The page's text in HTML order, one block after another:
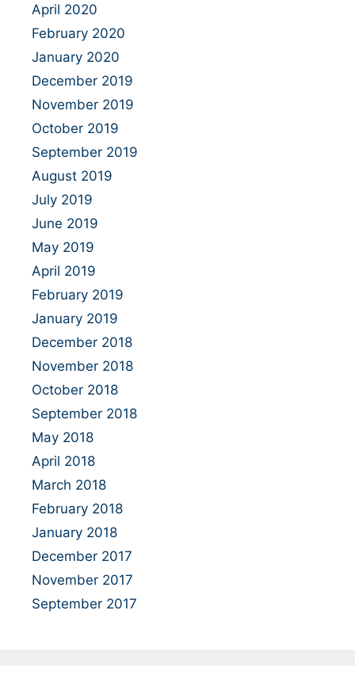
April 2020
February 2020
January 2020
December 2019
November 2019
October 2019
September 2019
August 2019
July 2019
June 2019
May 2019
April 2019
February 2019
January 2019
December 2018
November 2018
October 2018
September 2018
May 2018
April 2018
March 2018
February 2018
January 2018
December 2017
November 2017
September 2017